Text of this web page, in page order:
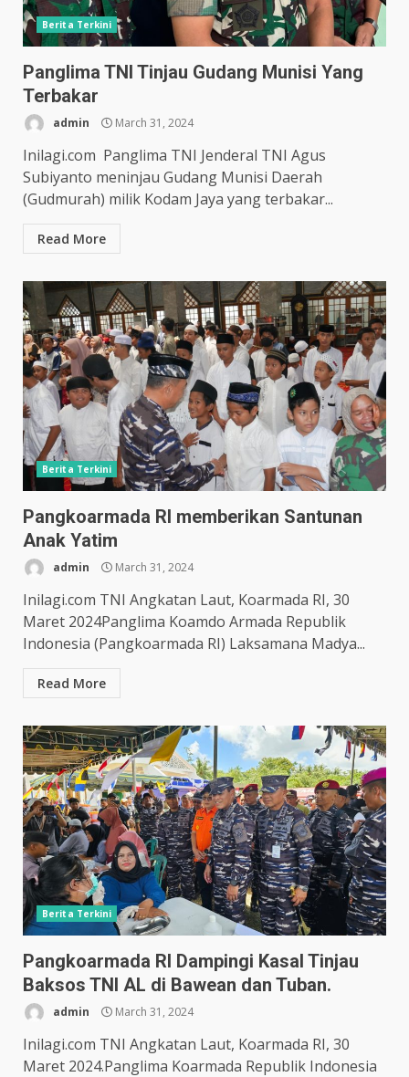
Berita Terkini
Panglima TNI Tinjau Gudang Munisi Yang
Terbakar
admin March 31, 2024
Inilagi.com Panglima TNI Jenderal TNI Agus
Subiyanto meninjau Gudang Munisi Daerah
(Gudmurah) milik Kodam Jaya yang terbakar...
Read More
Berita Terkini
Pangkoarmada RI memberikan Santunan
Anak Yatim
admin March 31, 2024
Inilagi.com TNI Angkatan Laut, Koarmada RI, 30
Maret 2024Panglima Koamdo Armada Republik
Indonesia (Pangkoarmada RI) Laksamana Madya...
Read More
Berita Terkini
Pangkoarmada RI Dampingi Kasal Tinjau
Baksos TNI AL di Bawean dan Tuban.
admin March 31, 2024
Inilagi.com TNI Angkatan Laut, Koarmada RI, 30
Maret 2024.Panglima Koarmada Republik Indonesia